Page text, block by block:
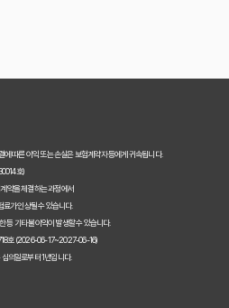
따른 이익 또는 손실은 보험계약자 등에게 귀속됩니다.
호)
약을 체결하는 과정에서
가 인상될 수 있습니다.
등 기타 불이익이 발생할 수 있습니다.
호 (2026-06-17~2027-06-16)
의일로부터 1년입니다.